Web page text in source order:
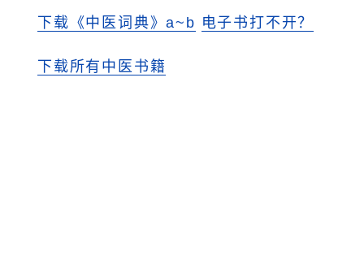
下载《中医词典》a~b 电子书打不开？
下载所有中医书籍